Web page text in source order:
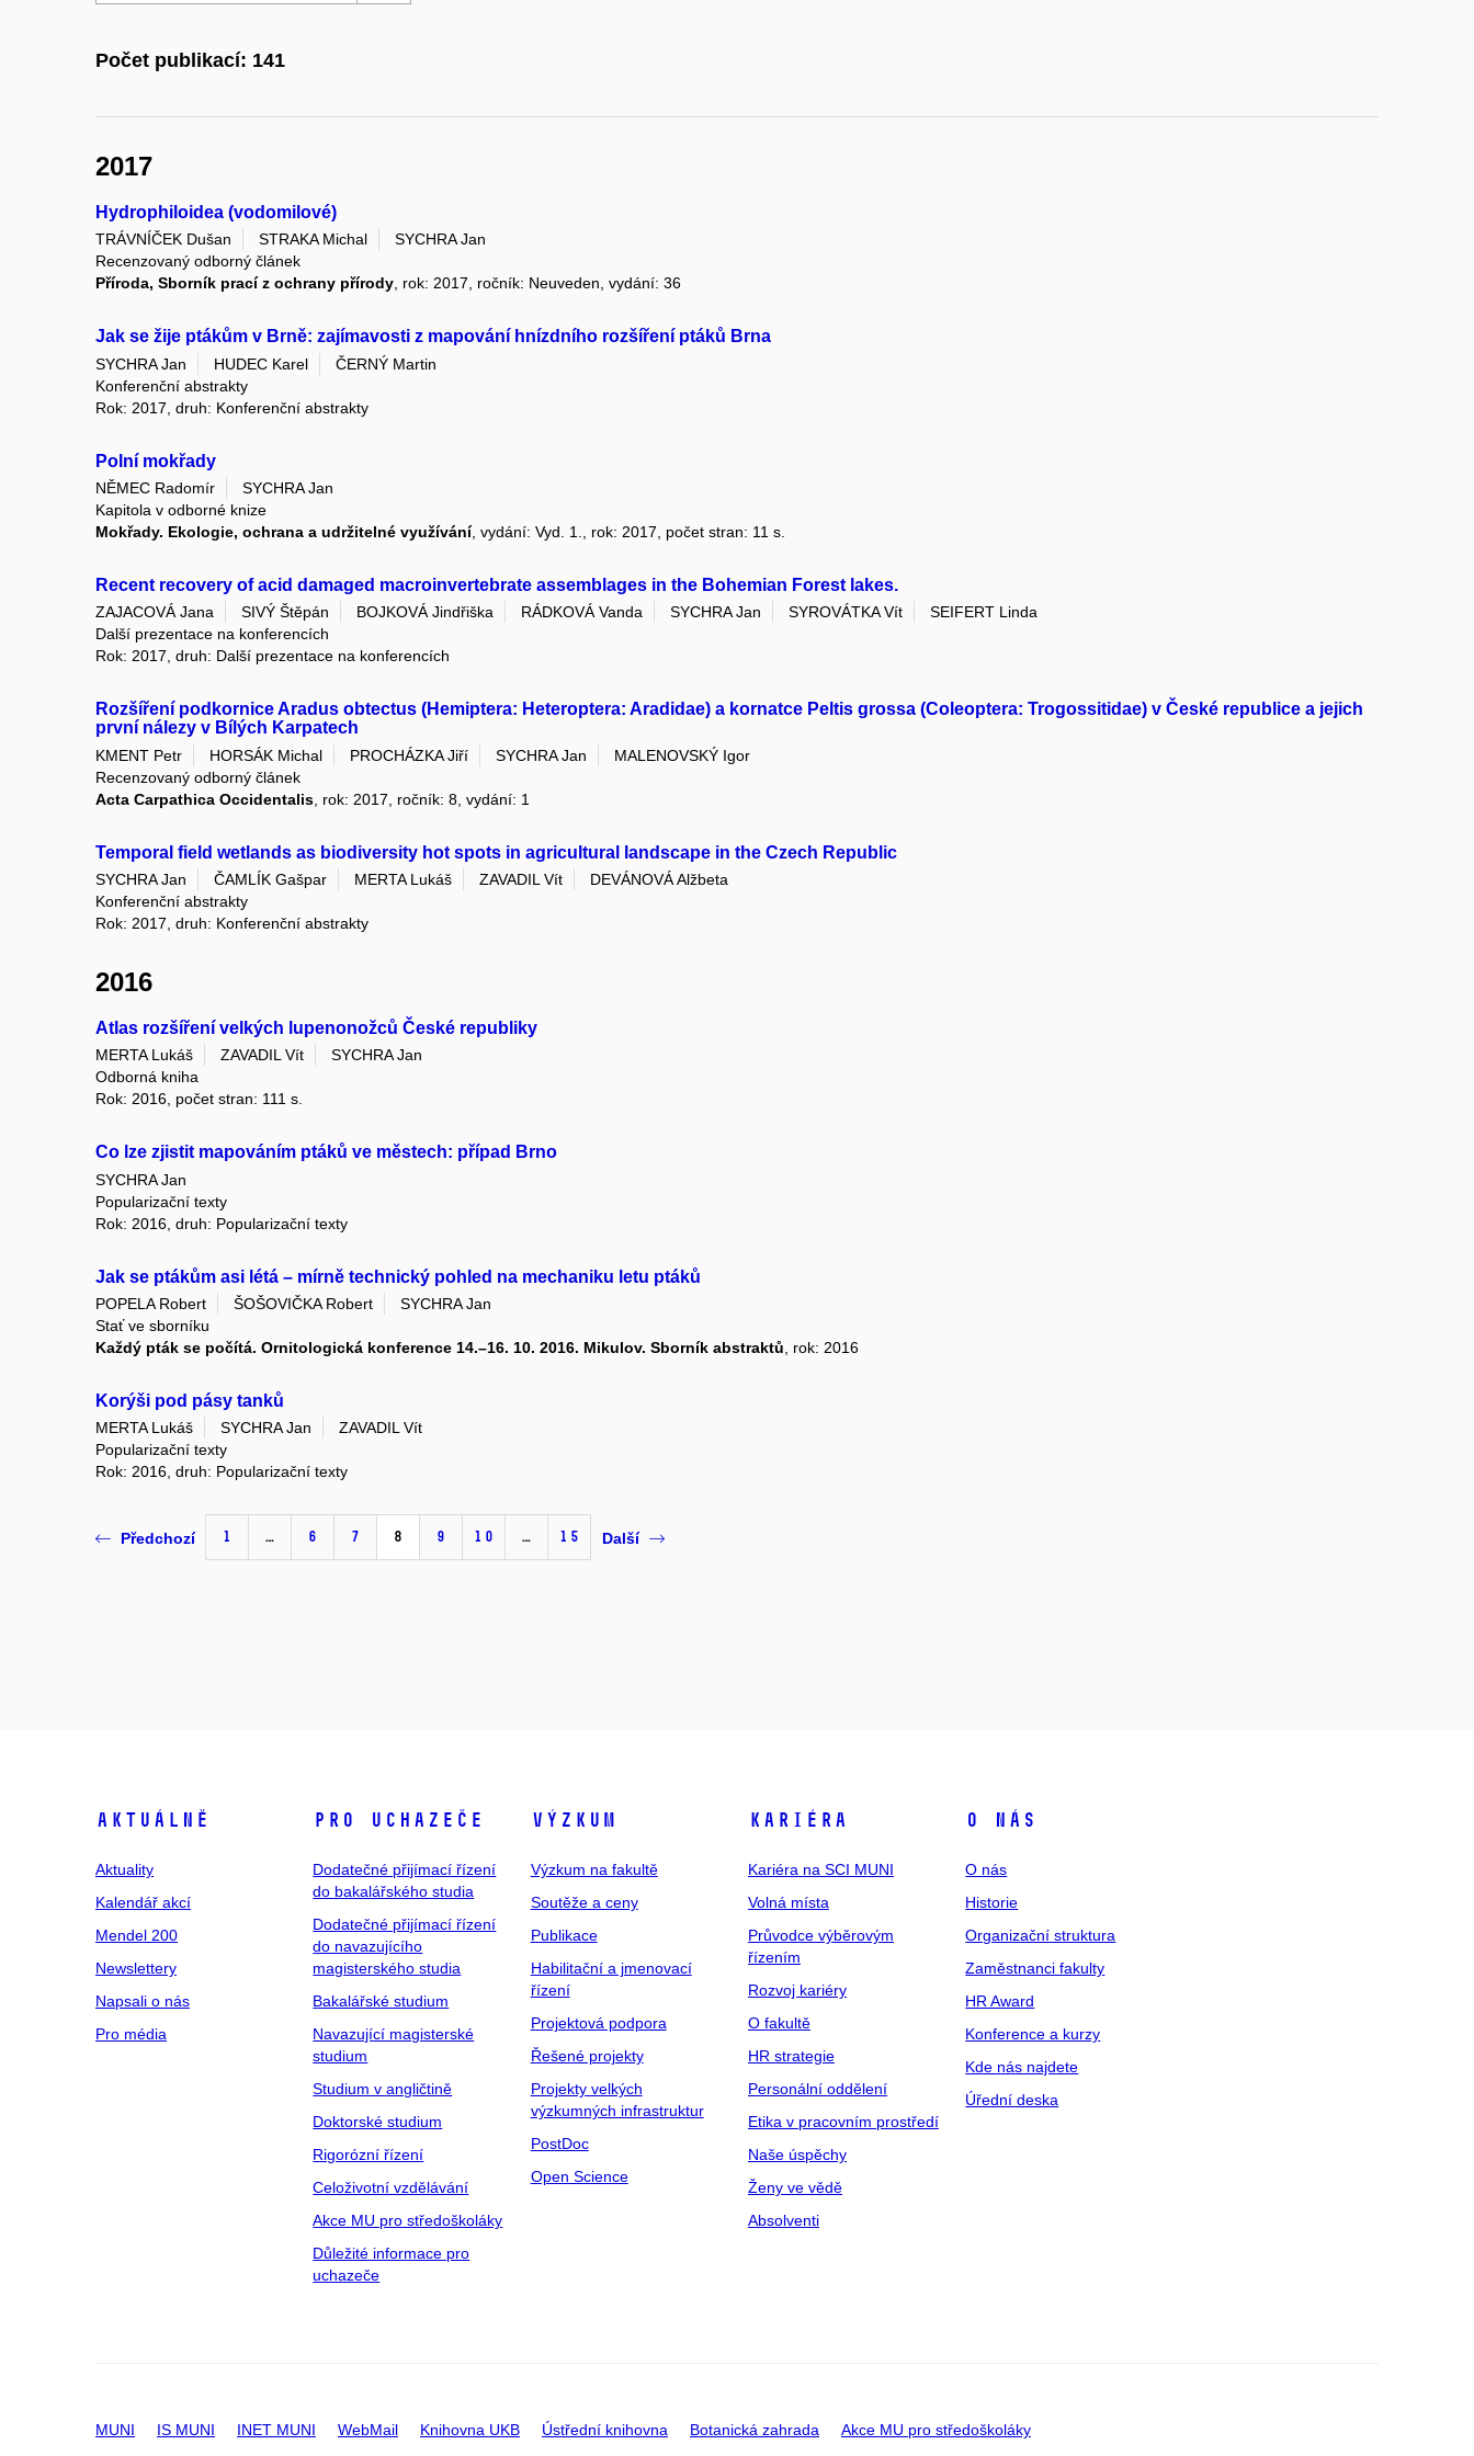
Počet publikací: 141
2017
Hydrophiloidea (vodomilové)
TRÁVNÍČEK Dušan STRAKA Michal
SYCHRA Jan
Recenzovaný odborný článek
Příroda, Sborník prací z ochrany přírody, rok: 2017, ročník: Neuveden, vydání: 36
Jak se žije ptákům v Brně: zajímavosti z mapování hnízdního rozšíření ptáků Brna
SYCHRA Jan HUDEC Karel
ČERNÝ Martin
Konferenční abstrakty
Rok: 2017, druh: Konferenční abstrakty
Polní mokřady
NĚMEC Radomír
SYCHRA Jan
Kapitola v odborné knize
Mokřady. Ekologie, ochrana a udržitelné využívání, vydání: Vyd. 1., rok: 2017, počet stran: 11 s.
Recent recovery of acid damaged macroinvertebrate assemblages in the Bohemian Forest lakes.
ZAJACOVÁ Jana SIVÝ Štěpán BOJKOVÁ Jindřiška RÁDKOVÁ Vanda SYCHRA Jan SYROVÁTKA Vít
SEIFERT Linda
Další prezentace na konferencích
Rok: 2017, druh: Další prezentace na konferencích
Rozšíření podkornice Aradus obtectus (Hemiptera: Heteroptera: Aradidae) a kornatce Peltis grossa (Coleoptera: Trogossitidae) v České republice a jejich
první nálezy v Bílých Karpatech
KMENT Petr HORSÁK Michal PROCHÁZKA Jiří SYCHRA Jan
MALENOVSKÝ Igor
Recenzovaný odborný článek
Acta Carpathica Occidentalis , rok: 2017, ročník: 8, vydání: 1
Temporal field wetlands as biodiversity hot spots in agricultural landscape in the Czech Republic
SYCHRA Jan ČAMLÍK Gašpar MERTA Lukáš ZAVADIL Vít
DEVÁNOVÁ Alžbeta
Konferenční abstrakty
Rok: 2017, druh: Konferenční abstrakty
2016
Atlas rozšíření velkých lupenonožců České republiky
MERTA Lukáš ZAVADIL Vít
SYCHRA Jan
Odborná kniha
Rok: 2016, počet stran: 111 s.
Co lze zjistit mapováním ptáků ve městech: případ Brno
SYCHRA Jan
Popularizační texty
Rok: 2016, druh: Popularizační texty
Jak se ptákům asi létá – mírně technický pohled na mechaniku letu ptáků
POPELA Robert ŠOŠOVIČKA Robert
SYCHRA Jan
Stať ve sborníku
Každý pták se počítá. Ornitologická konference 14.–16. 10. 2016. Mikulov. Sborník abstraktů , rok: 2016
Korýši pod pásy tanků
MERTA Lukáš SYCHRA Jan
ZAVADIL Vít
Popularizační texty
Rok: 2016, druh: Popularizační texty
Předchozí 1 … 6 7 8 9 10 … 15 Další
Aktuálně
Aktuality
Kalendář akcí
Mendel 200
Newslettery
Napsali o nás
Pro média
Pro uchazeče
Dodatečné přijímací řízení
do bakalářského studia
Dodatečné přijímací řízení
do navazujícího
magisterského studia
Bakalářské studium
Navazující magisterské
studium
Studium v angličtině
Doktorské studium
Rigorózní řízení
Celoživotní vzdělávání
Akce MU pro středoškoláky
Důležité informace pro
uchazeče
Výzkum
Výzkum na fakultě
Soutěže a ceny
Publikace
Habilitační a jmenovací
řízení
Projektová podpora
Řešené projekty
Projekty velkých
výzkumných infrastruktur
PostDoc
Open Science
Kariéra
Kariéra na SCI MUNI
Volná místa
Průvodce výběrovým
řízením
Rozvoj kariéry
O fakultě
HR strategie
Personální oddělení
Etika v pracovním prostředí
Naše úspěchy
Ženy ve vědě
Absolventi
O nás
O nás
Historie
Organizační struktura
Zaměstnanci fakulty
HR Award
Konference a kurzy
Kde nás najdete
Úřední deska
MUNI IS MUNI INET MUNI WebMail Knihovna UKB Ústřední knihovna Botanická zahrada Akce MU pro středoškoláky